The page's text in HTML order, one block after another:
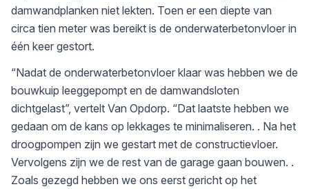
damwandplanken niet lekten. Toen er een diepte van
circa tien meter was bereikt is de onderwaterbetonvloer in
één keer gestort.
“Nadat de onderwaterbetonvloer klaar was hebben we de
bouwkuip leeggepompt en de damwandsloten
dichtgelast”, vertelt Van Opdorp. “Dat laatste hebben we
gedaan om de kans op lekkages te minimaliseren. . Na het
droogpompen zijn we gestart met de constructievloer.
Vervolgens zijn we de rest van de garage gaan bouwen. .
Zoals gezegd hebben we ons eerst gericht op het